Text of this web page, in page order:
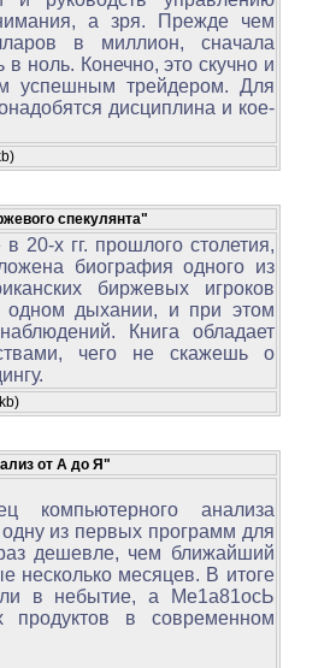
а зря. Прежде чем
в миллион, сначала
в ноль. Конечно, это скучно и
успешным трейдером. Для
дисциплина и кое-
спекулянта"
20-х гг. прошлого столетия,
биография одного из
биржевых игроков
одном дыхании, и при этом
Книга обладает
чего не скажешь о
от А до Я"
компьютерного анализа
из первых программ для
дешевле, чем ближайший
несколько месяцев. В итоге
в небытие, а Ме1а81осЬ
в современном